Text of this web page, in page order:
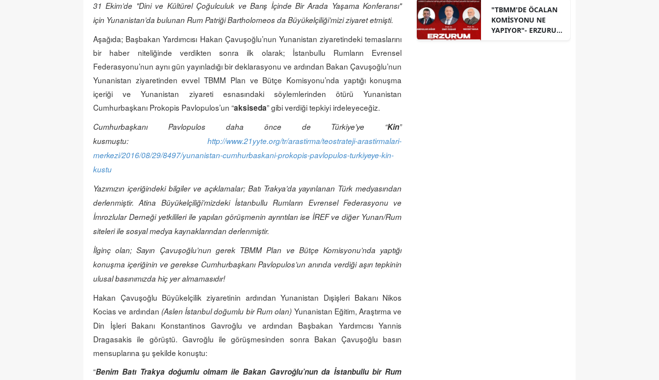
31 Ekim’de "Dini ve Kültürel Çoğulculuk ve Barış İçinde Bir Arada Yaşama Konferansı"
için Yunanistan’da bulunan Rum Patriği Bartholomeos da Büyükelçiliği’mizi ziyaret etmişti.
Aşağıda; Başbakan Yardımcısı Hakan Çavuşoğlu’nun Yunanistan ziyaretindeki temaslarını
bir haber niteliğinde verdikten sonra ilk olarak; İstanbullu Rumların Evrensel
Federasyonu’nun aynı gün yayınladığı bir deklarasyonu ve ardından Bakan Çavuşoğlu’nun
Yunanistan ziyaretinden evvel TBMM Plan ve Bütçe Komisyonu’nda yaptığı konuşma
içeriği ve Yunanistan ziyareti esnasındaki söylemlerinden ötürü Yunanistan
Cumhurbaşkanı Prokopis Pavlopulos’un “aksiseda” gibi verdiği tepkiyi irdeleyeceğiz.
Cumhurbaşkanı Pavlopulos daha önce de Türkiye’ye “Kin”
kusmuştu:http://www.21yyte.org/tr/arastirma/teostrateji-arastirmalari-
merkezi/2016/08/29/8497/yunanistan-cumhurbaskani-prokopis-pavlopulos-turkiyeye-kin-
kustu
Yazımızın içeriğindeki bilgiler ve açıklamalar; Batı Trakya’da yayınlanan Türk medyasından
derlenmiştir. Atina Büyükelçiliği’mizdeki İstanbullu Rumların Evrensel Federasyonu ve
İmrozlular Derneği yetkilileri ile yapılan görüşmenin ayrıntıları ise İREF ve diğer Yunan/Rum
siteleri ile sosyal medya kaynaklarından derlenmiştir.
İlginç olan; Sayın Çavuşoğlu’nun gerek TBMM Plan ve Bütçe Komisyonu’nda yaptığı
konuşma içeriğinin ve gerekse Cumhurbaşkanı Pavlopulos’un anında verdiği aşırı tepkinin
ulusal basınımızda hiç yer almamasıdır!
Hakan Çavuşoğlu Büyükelçilik ziyaretinin ardından Yunanistan Dışişleri Bakanı Nikos
Kocias ve ardından (Aslen İstanbul doğumlu bir Rum olan) Yunanistan Eğitim, Araştırma ve
Din İşleri Bakanı Konstantinos Gavroğlu ve ardından Başbakan Yardımcısı Yannis
Dragasakis ile görüştü. Gavroğlu ile görüşmesinden sonra Bakan Çavuşoğlu basın
mensuplarına şu şekilde konuştu:
“Benim Batı Trakya doğumlu olmam ile Bakan Gavroğlu’nun da İstanbullu bir Rum
"TBMM'DE ÖCALAN
KOMİSYONU NE
YAPIYOR"- ERZURUM